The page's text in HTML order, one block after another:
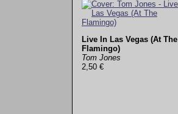
Live In Las Vegas (At The
Flamingo)
Tom Jones
2,50 €